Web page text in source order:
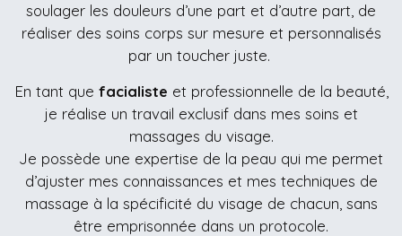
soulager les douleurs d’une part et d’autre part, de
réaliser des soins corps sur mesure et personnalisés
par un toucher juste.
En tant que facialiste et professionnelle de la beauté,
je réalise un travail exclusif dans mes soins et
massages du visage.
Je possède une expertise de la peau qui me permet
d’ajuster mes connaissances et mes techniques de
massage à la spécificité du visage de chacun, sans
être emprisonnée dans un protocole.